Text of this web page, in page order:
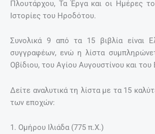
Πλουτάρχου, Τα Έργα και οι Ημέρες
Ιστορίες του Ηροδότου.
Συνολικά 9 από τα 15 βιβλία είναι
συγγραφέων, ενώ η λίστα
Οβίδιου, του Αγίου Αυγουστίνου και του
Δείτε αναλυτικά τη λίστα με τα 15
των εποχών:
1. Ομήρου Ιλιάδα (775 π.Χ.)